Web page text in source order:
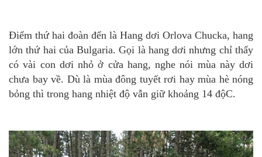
Điểm thứ hai đoàn đến là Hang dơi Orlova Chucka, hang
lớn thứ hai của Bulgaria. Gọi là hang dơi nhưng chỉ thấy
có vài con dơi nhỏ ở cửa hang, nghe nói mùa này dơi
chưa bay về. Dù là mùa đông tuyết rơi hay mùa hè nóng
bỏng thì trong hang nhiệt độ vẫn giữ khoảng 14 độC.